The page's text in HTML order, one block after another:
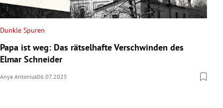
Dunkle Spuren
Papa ist weg: Das rätselhafte Verschwinden des
Elmar Schneider
Anya Antonius06.07.2025